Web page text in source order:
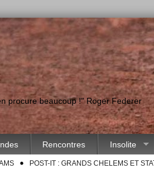
procure beaucoup !" Roger Federer
Rencontres Insolite
POST-IT : GRANDS CHELEMS ET